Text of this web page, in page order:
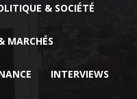
& SOCIÉTÉ
MARCHÉS
INTERVIEWS